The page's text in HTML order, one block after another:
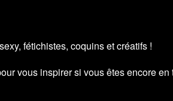
fétichistes, coquins et créatifs !
vous inspirer si vous êtes encore